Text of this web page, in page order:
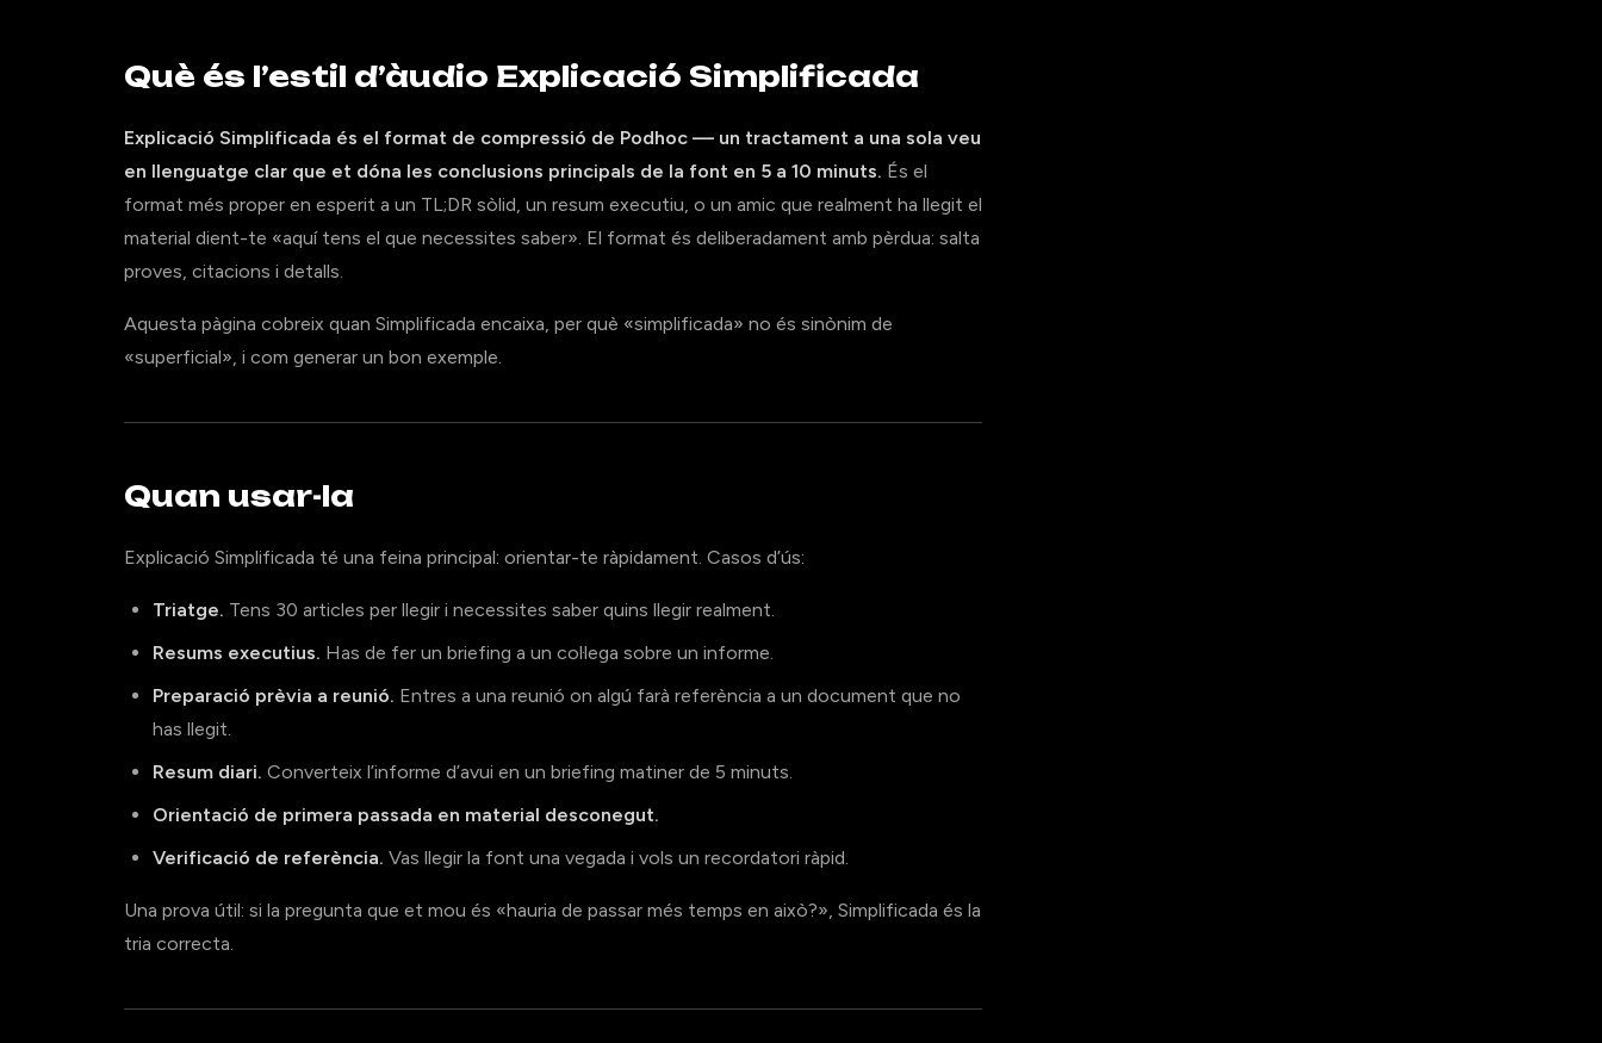
Què és l’estil d’àudio Explicació Simplificada
Explicació Simplificada és el format de compressió de Podhoc — un tractament a una sola veu
en llenguatge clar que et dóna les conclusions principals de la font en 5 a 10 minuts. És el
format més proper en esperit a un TL;DR sòlid, un resum executiu, o un amic que realment ha llegit el
material dient-te «aquí tens el que necessites saber». El format és deliberadament amb pèrdua: salta
proves, citacions i detalls.
Aquesta pàgina cobreix quan Simplificada encaixa, per què «simplificada» no és sinònim de
«superficial», i com generar un bon exemple.
Quan usar-la
Explicació Simplificada té una feina principal: orientar-te ràpidament. Casos d’ús:
Triatge. Tens 30 articles per llegir i necessites saber quins llegir realment.
Resums executius. Has de fer un briefing a un col·lega sobre un informe.
Preparació prèvia a reunió. Entres a una reunió on algú farà referència a un document que no
has llegit.
Resum diari. Converteix l’informe d’avui en un briefing matiner de 5 minuts.
Orientació de primera passada en material desconegut.
Verificació de referència. Vas llegir la font una vegada i vols un recordatori ràpid.
Una prova útil: si la pregunta que et mou és «hauria de passar més temps en això?», Simplificada és la
tria correcta.